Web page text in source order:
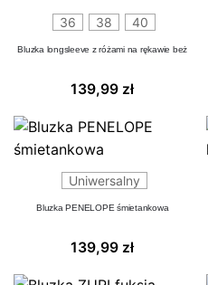
36 38 40
Bluzka longsleeve z różami na rękawie beż
139,99 zł
Uniwersalny
Bluzka PENELOPE śmietankowa
139,99 zł